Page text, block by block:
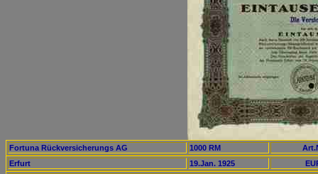
Fortuna Rückversicherungs AG 1000 RM
Erfurt
19.Jan. 1925